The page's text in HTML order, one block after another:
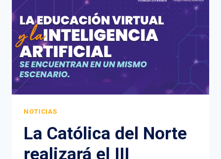
NOTICIAS
La Católica del Norte
realizará el III